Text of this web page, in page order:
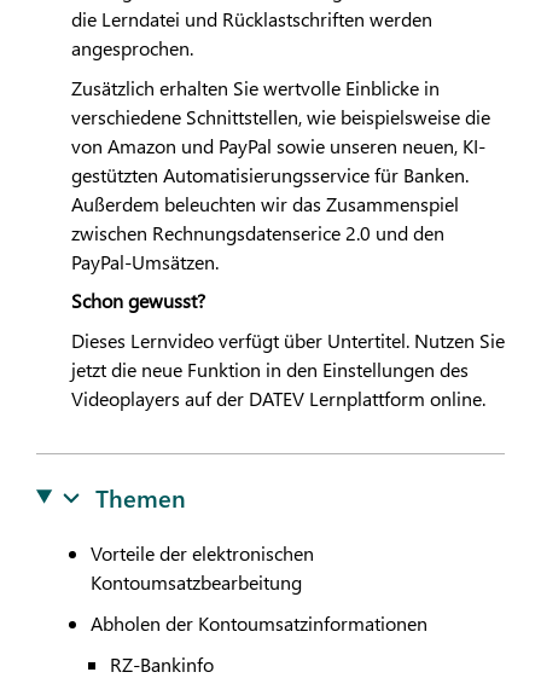
die Lerndatei und Rücklastschriften werden
angesprochen.
Zusätzlich erhalten Sie wertvolle Einblicke in
verschiedene Schnittstellen, wie beispielsweise die
von Amazon und PayPal sowie unseren neuen, KI-
gestützten Automatisierungsservice für Banken.
Außerdem beleuchten wir das Zusammenspiel
zwischen Rechnungsdatenserice 2.0 und den
PayPal-Umsätzen.
Schon gewusst?
Dieses Lernvideo verfügt über Untertitel. Nutzen Sie
jetzt die neue Funktion in den Einstellungen des
Videoplayers auf der DATEVLernplattform online.
Themen
Vorteile der elektronischen
Kontoumsatzbearbeitung
Abholen der Kontoumsatzinformationen
RZ-Bankinfo